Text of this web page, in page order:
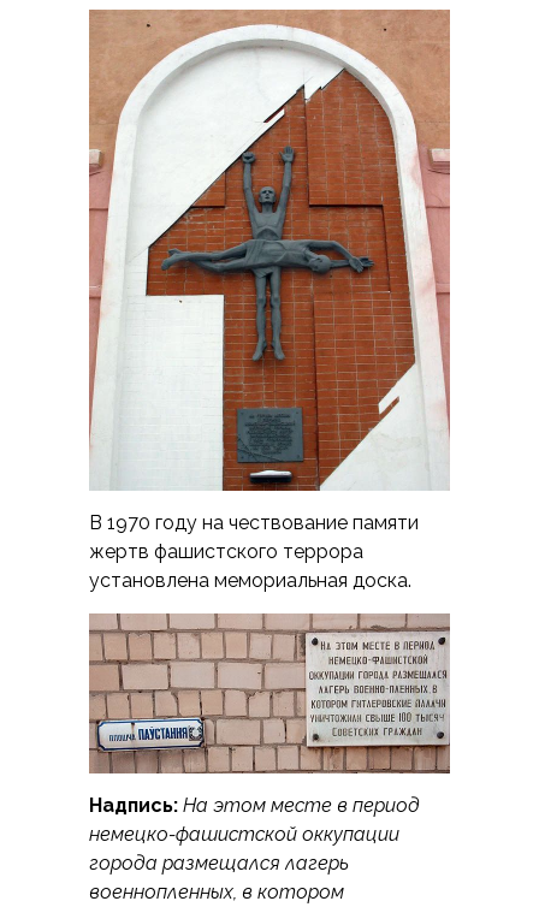
В 1970 году на чествование памяти
жертв фашистского террора
установлена мемориальная доска.
Надпись: На этом месте в период
немецко-фашистской оккупации
города размещался лагерь
военнопленных, в котором